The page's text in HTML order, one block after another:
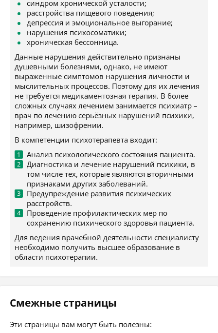
синдром хронической усталости;
расстройства пищевого поведения;
депрессия и эмоциональное выгорание;
нарушения психосоматики;
хроническая бессонница.
Данные нарушения действительно признаны
душевными болезнями, однако, не имеют
выраженные симптомов нарушения личности и
мыслительных процессов. Поэтому для их лечения
не требуется медикаментозная терапия. В более
сложных случаях лечением занимается психиатр –
врач по лечению серьёзных нарушений психики,
например, шизофрении.
В компетенции психотерапевта входит:
Анализ психологического состояния пациента.
Диагностика и лечение нарушений психики, в
том числе тех, которые являются вторичными
признаками других заболеваний.
Предупреждение развития психических
расстройств.
Проведение профилактических мер по
сохранению психического здоровья пациента.
Для ведения врачебной деятельности специалисту
необходимо получить высшее образование в
области психотерапии.
Смежные страницы
Эти страницы вам могут быть полезны: